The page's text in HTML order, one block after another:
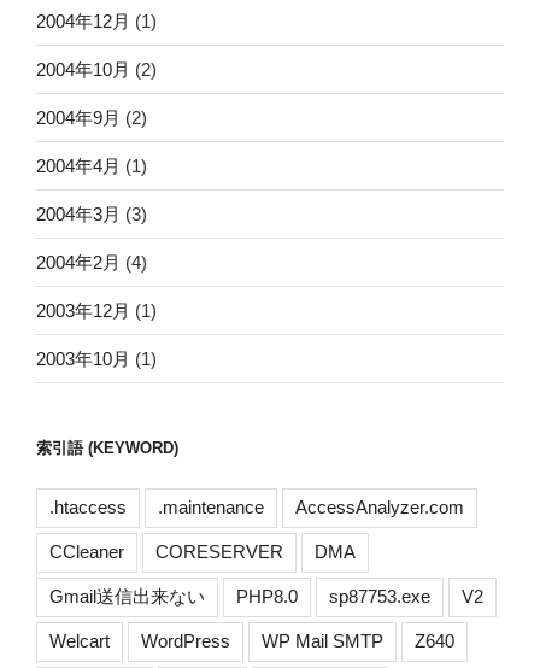
2004年12月 (1)
2004年10月 (2)
2004年9月 (2)
2004年4月 (1)
2004年3月 (3)
2004年2月 (4)
2003年12月 (1)
2003年10月 (1)
索引語 (KEYWORD)
.htaccess .maintenance AccessAnalyzer.com
CCleaner CORESERVER DMA
Gmail送信出来ない PHP8.0 sp87753.exe V2
Welcart WordPress WP Mail SMTP Z640